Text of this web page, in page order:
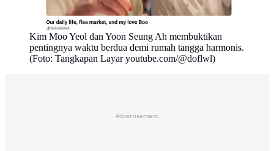
Kim Moo Yeol dan Yoon Seung Ah membuktikan
pentingnya waktu berdua demi rumah tangga harmonis.
(Foto: Tangkapan Layar youtube.com/@doflwl)
Advertisement